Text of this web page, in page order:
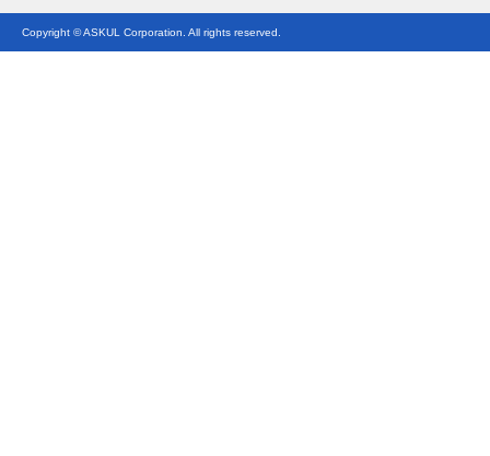
Copyright © ASKUL Corporation. All rights reserved.